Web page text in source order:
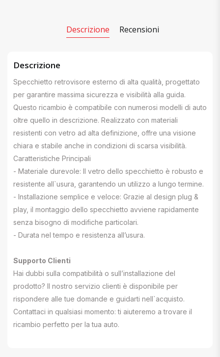
Descrizione Recensioni
Descrizione
Specchietto retrovisore esterno di alta qualità, progettato
per garantire massima sicurezza e visibilità alla guida.
Questo ricambio è compatibile con numerosi modelli di auto
oltre quello in descrizione. Realizzato con materiali
resistenti con vetro ad alta definizione, offre una visione
chiara e stabile anche in condizioni di scarsa visibilità.
Caratteristiche Principali
- Materiale durevole: Il vetro dello specchietto è robusto e
resistente all`usura, garantendo un utilizzo a lungo termine.
- Installazione semplice e veloce: Grazie al design plug &
play, il montaggio dello specchietto avviene rapidamente
senza bisogno di modifiche particolari.
- Durata nel tempo e resistenza all’usura.
Supporto Clienti
Hai dubbi sulla compatibilità o sull’installazione del
prodotto? Il nostro servizio clienti è disponibile per
rispondere alle tue domande e guidarti nell`acquisto.
Contattaci in qualsiasi momento: ti aiuteremo a trovare il
ricambio perfetto per la tua auto.